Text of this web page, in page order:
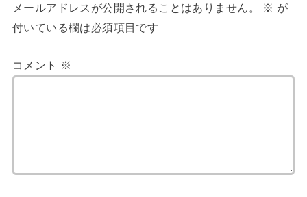
メールアドレスが公開されることはありません。 ※ が
付いている欄は必須項目です
コメント ※